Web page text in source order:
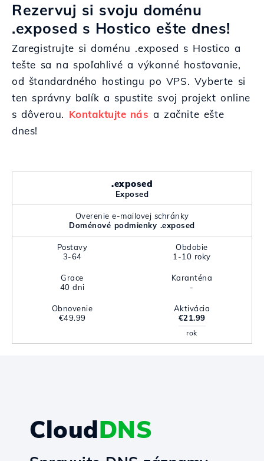
Rezervuj si svoju doménu
.exposed s Hostico ešte dnes!
Zaregistrujte si doménu .exposed s Hostico a
tešte sa na spoľahlivé a výkonné hosťovanie,
od štandardného hostingu po VPS. Vyberte si
ten správny balík a spustite svoj projekt online
s dôverou. Kontaktujte nás a začnite ešte
dnes!
.exposed
Exposed
Overenie e-mailovej schránky
Doménové podmienky .exposed
Postavy
3-64
Obdobie
1-10 roky
Grace
40 dni
Karanténa
-
Obnovenie
€49.99
Aktivácia
€21.99
rok
CloudDNS